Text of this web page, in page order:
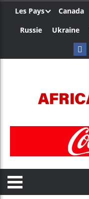
Les Pays Canada
Russie
Ukraine